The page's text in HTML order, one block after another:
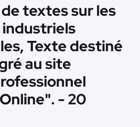
textes sur les
Texte destiné
au site
- 20